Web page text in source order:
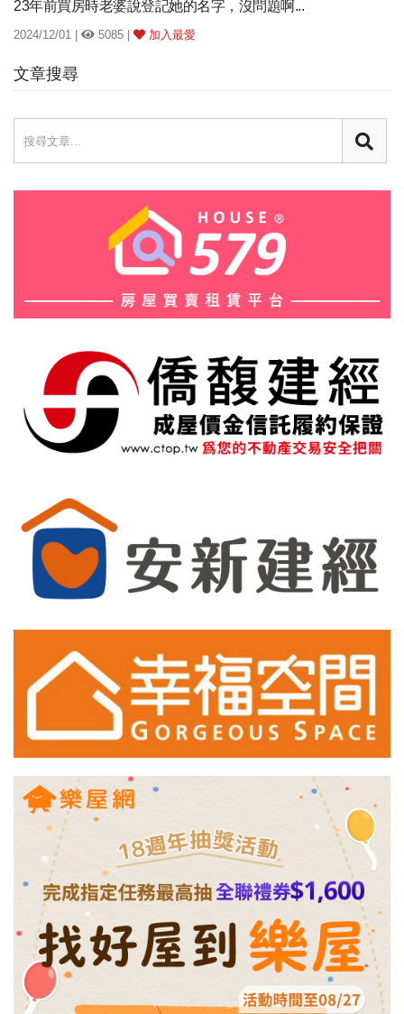
文章搜尋
23年前買房時老婆說登記她的名字，沒問題啊...
2024/12/01 | 5085 | 加入最愛